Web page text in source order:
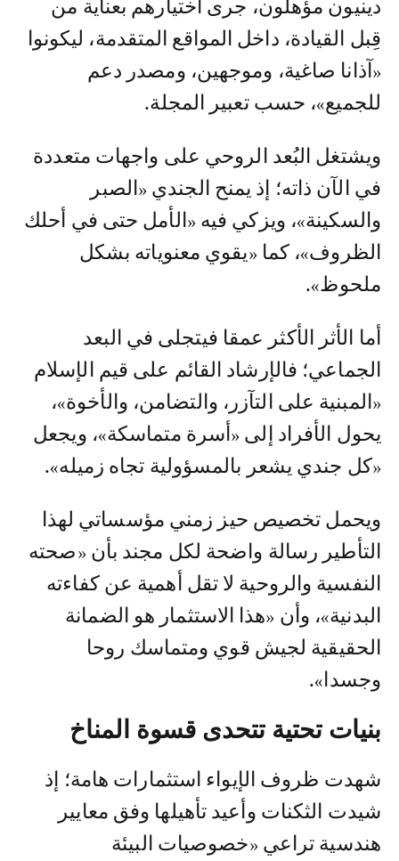
دينيون مؤهلون، جرى اختيارهم بعناية من
قِبل القيادة، داخل المواقع المتقدمة، ليكونوا
«آذانا صاغية، وموجهين، ومصدر دعم
للجميع»، حسب تعبير المجلة.
ويشتغل البُعد الروحي على واجهات متعددة
في الآن ذاته؛ إذ يمنح الجندي «الصبر
والسكينة»، ويزكي فيه «الأمل حتى في أحلك
الظروف»، كما «يقوي معنوياته بشكل
ملحوظ».
أما الأثر الأكثر عمقا فيتجلى في البعد
الجماعي؛ فالإرشاد القائم على قيم الإسلام
«المبنية على التآزر، والتضامن، والأخوة»،
يحول الأفراد إلى «أسرة متماسكة»، ويجعل
«كل جندي يشعر بالمسؤولية تجاه زميله».
ويحمل تخصيص حيز زمني مؤسساتي لهذا
التأطير رسالة واضحة لكل مجند بأن «صحته
النفسية والروحية لا تقل أهمية عن كفاءته
البدنية»، وأن «هذا الاستثمار هو الضمانة
الحقيقية لجيش قوي ومتماسك روحا
وجسدا».
بنيات تحتية تتحدى قسوة المناخ
شهدت ظروف الإيواء استثمارات هامة؛ إذ
شيدت الثكنات وأعيد تأهيلها وفق معايير
هندسية تراعي «خصوصيات البيئة